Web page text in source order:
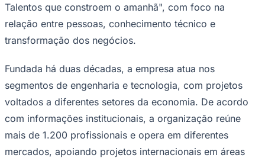
Talentos que constroem o amanhã", com foco na
relação entre pessoas, conhecimento técnico e
transformação dos negócios.
Fundada há duas décadas, a empresa atua nos
segmentos de engenharia e tecnologia, com projetos
voltados a diferentes setores da economia. De acordo
com informações institucionais, a organização reúne
mais de 1.200 profissionais e opera em diferentes
mercados, apoiando projetos internacionais em áreas